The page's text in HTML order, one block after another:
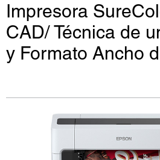
Impresora
CAD/ Técnica de
y Formato Ancho